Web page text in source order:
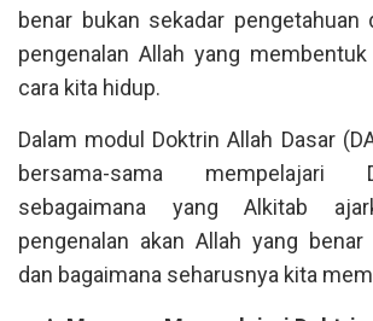
benar bukan sekadar pengetahuan
pengenalan Allah yang
cara kita hidup.
Dalam modul Doktrin Allah Dasar
bersama-sama mempelajari
sebagaimana yang Alkitab
pengenalan akan Allah yang
dan bagaimana seharusnya kita